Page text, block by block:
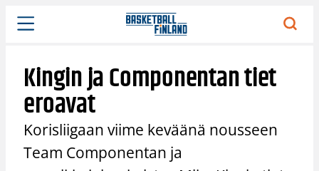
Siirry
sisältöön
Kingin ja Componentan tiet
eroavat
Korisliigaan viime keväänä nousseen
Team Componentan ja